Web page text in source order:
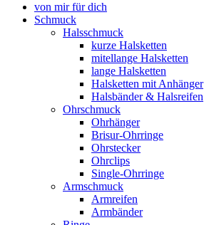
von mir für dich
Schmuck
Halsschmuck
kurze Halsketten
mitellange Halsketten
lange Halsketten
Halsketten mit Anhänger
Halsbänder & Halsreifen
Ohrschmuck
Ohrhänger
Brisur-Ohrringe
Ohrstecker
Ohrclips
Single-Ohrringe
Armschmuck
Armreifen
Armbänder